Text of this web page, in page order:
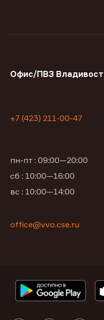
Офис/ПВЗ
+7 (423) 211-00-47
пн-пт : 09:00—20:00
сб : 10:00—16:00
вс : 10:00—14:00
office@vvo.cse.ru